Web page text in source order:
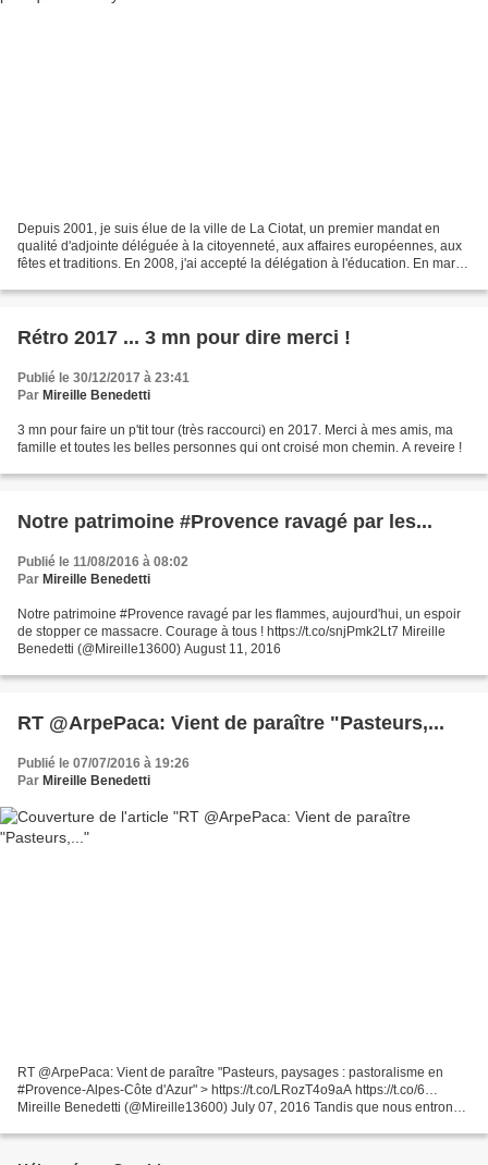
Depuis 2001, je suis élue de la ville de La Ciotat, un premier mandat en
qualité d'adjointe déléguée à la citoyenneté, aux affaires européennes, aux
fêtes et traditions. En 2008, j'ai accepté la délégation à l'éducation. En mars
Rétro 2017 ... 3 mn pour dire merci !
Publié le 30/12/2017 à 23:41
Par Mireille Benedetti
3 mn pour faire un p'tit tour (très raccourci) en 2017. Merci à mes amis, ma
famille et toutes les belles personnes qui ont croisé mon chemin. A reveire !
Notre patrimoine #Provence ravagé par les...
Publié le 11/08/2016 à 08:02
Par Mireille Benedetti
Notre patrimoine #Provence ravagé par les flammes, aujourd'hui, un espoir
de stopper ce massacre. Courage à tous ! https://t.co/snjPmk2Lt7 Mireille
Benedetti (@Mireille13600) August 11, 2016
RT @ArpePaca: Vient de paraître "Pasteurs,...
Publié le 07/07/2016 à 19:26
Par Mireille Benedetti
RT @ArpePaca: Vient de paraître "Pasteurs, paysages : pastoralisme en
#Provence-Alpes-Côte d'Azur" > https://t.co/LRozT4o9aA https://t.co/6…
Mireille Benedetti (@Mireille13600) July 07, 2016 Tandis que nous entrons